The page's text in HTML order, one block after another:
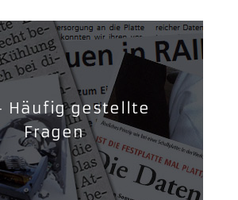
Häufig gestellte
Fragen